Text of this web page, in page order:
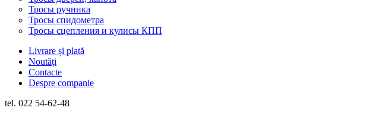
Тросы ручника
Тросы спидометра
Тросы сцепления и кулисы КПП
Livrare și plată
Noutăți
Contacte
Despre companie
tel. 022 54-62-48